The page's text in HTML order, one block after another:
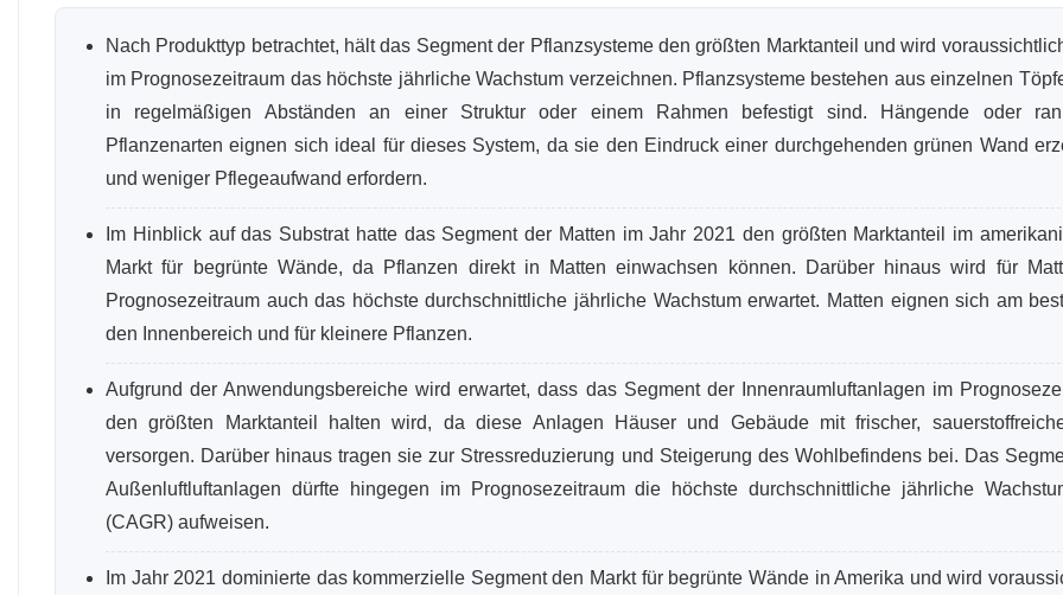
Nach Produkttyp betrachtet, hält das Segment der Pflanzsysteme den größten Marktanteil und wird
im Prognosezeitraum das höchste jährliche Wachstum verzeichnen. Pflanzsysteme bestehen aus einzelnen
in regelmäßigen Abständen an einer Struktur oder einem Rahmen befestigt sind. Hängende oder
Pflanzenarten eignen sich ideal für dieses System, da sie den Eindruck einer durchgehenden grünen Wand
und weniger Pflegeaufwand erfordern.
Im Hinblick auf das Substrat hatte das Segment der Matten im Jahr 2021 den größten Marktanteil im
Markt für begrünte Wände, da Pflanzen direkt in Matten einwachsen können. Darüber hinaus wird für
Prognosezeitraum auch das höchste durchschnittliche jährliche Wachstum erwartet. Matten eignen sich am
den Innenbereich und für kleinere Pflanzen.
Aufgrund der Anwendungsbereiche wird erwartet, dass das Segment der Innenraumluftanlagen im
den größten Marktanteil halten wird, da diese Anlagen Häuser und Gebäude mit frischer,
versorgen. Darüber hinaus tragen sie zur Stressreduzierung und Steigerung des Wohlbefindens bei. Das
Außenluftluftanlagen dürfte hingegen im Prognosezeitraum die höchste durchschnittliche jährliche
(CAGR) aufweisen.
Im Jahr 2021 dominierte das kommerzielle Segment den Markt für begrünte Wände in Amerika und wird